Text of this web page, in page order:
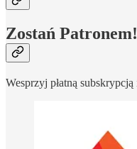
Zostań Patronem!
Wesprzyj płatną